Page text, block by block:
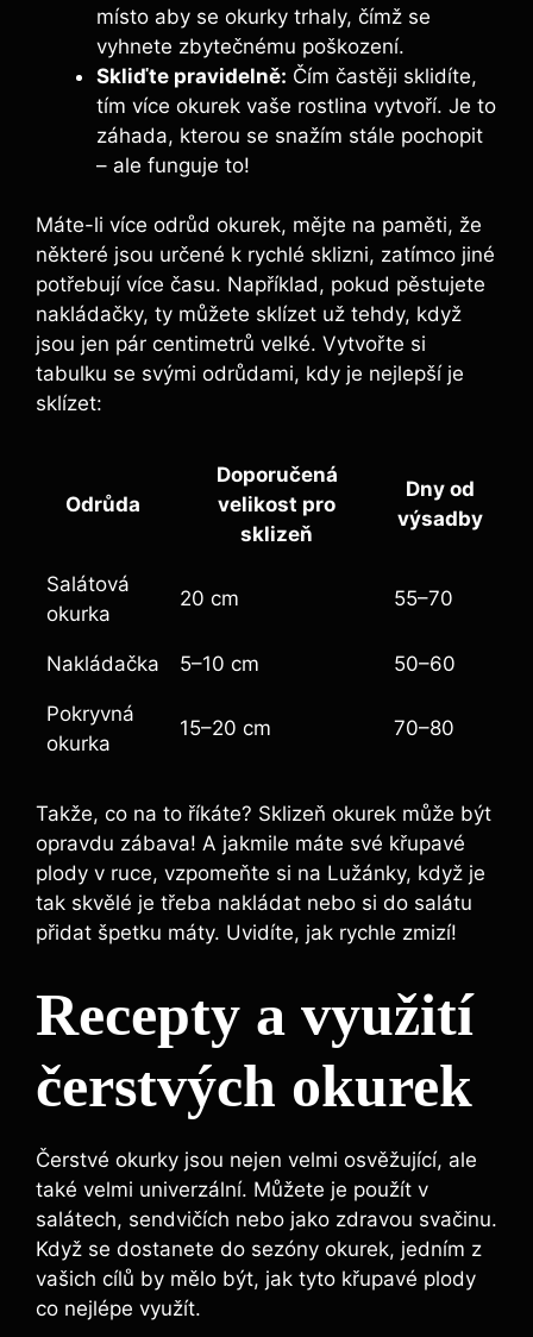
místo aby se okurky trhaly, čímž se
vyhnete zbytečnému poškození.
Skliďte pravidelně: Čím častěji sklidíte,
tím více okurek vaše rostlina vytvoří. Je to
záhada, kterou se snažím stále pochopit
– ale funguje to!
Máte-li více odrůd okurek, mějte na paměti, že
některé jsou určené k rychlé sklizni, zatímco jiné
potřebují více času. Například, pokud pěstujete
nakládačky, ty můžete sklízet už tehdy, když
jsou jen pár centimetrů velké. Vytvořte si
tabulku se svými odrůdami, kdy je nejlepší je
sklízet:
Odrůda
Doporučená
velikost pro
sklizeň
Dny od
výsadby
Salátová
okurka
20 cm 55–70
Nakládačka 5–10 cm 50–60
Pokryvná
okurka
15–20 cm 70–80
Takže, co na to říkáte? Sklizeň okurek může být
opravdu zábava! A jakmile máte své křupavé
plody v ruce, vzpomeňte si na Lužánky, když je
tak skvělé je třeba nakládat nebo si do salátu
přidat špetku máty. Uvidíte, jak rychle zmizí!
Recepty a využití
čerstvých okurek
Čerstvé okurky jsou nejen velmi osvěžující, ale
také velmi univerzální. Můžete je použít v
salátech, sendvičích nebo jako zdravou svačinu.
Když se dostanete do sezóny okurek, jedním z
vašich cílů by mělo být, jak tyto křupavé plody
co nejlépe využít.